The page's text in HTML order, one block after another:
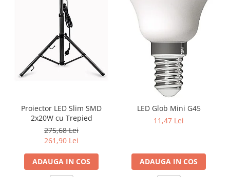
Proiector LED Slim SMD
2x20W cu Trepied
275,68 Lei
261,90 Lei
ADAUGA IN COS
LED Glob Mini G45
11,47 Lei
ADAUGA IN COS